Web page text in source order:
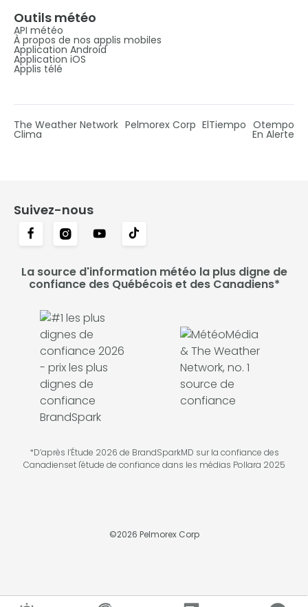
Outils météo
API météo
À propos de nos applis mobiles
Application Android
Application iOS
Applis télé
The Weather Network Pelmorex Corp ElTiempo Otempo
Clima En Alerte
Suivez-nous
La source d'information météo la plus digne de
confiance des Québécois et des Canadiens*
*D’après l’Étude 2026 de BrandSparkMD sur la confiance des
Canadienset l'étude de confiance dans les médias Pollara 2025
©2026 Pelmorex Corp